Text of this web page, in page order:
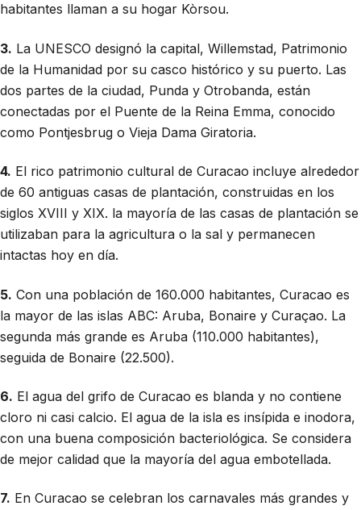
habitantes llaman a su hogar Kòrsou.
3. La UNESCO designó la capital, Willemstad, Patrimonio
de la Humanidad por su casco histórico y su puerto. Las
dos partes de la ciudad, Punda y Otrobanda, están
conectadas por el Puente de la Reina Emma, conocido
como Pontjesbrug o Vieja Dama Giratoria.
4. El rico patrimonio cultural de Curacao incluye alrededor
de 60 antiguas casas de plantación, construidas en los
siglos XVIII y XIX. la mayoría de las casas de plantación se
utilizaban para la agricultura o la sal y permanecen
intactas hoy en día.
5. Con una población de 160.000 habitantes, Curacao es
la mayor de las islas ABC: Aruba, Bonaire y Curaçao. La
segunda más grande es Aruba (110.000 habitantes),
seguida de Bonaire (22.500).
6. El agua del grifo de Curacao es blanda y no contiene
cloro ni casi calcio. El agua de la isla es insípida e inodora,
con una buena composición bacteriológica. Se considera
de mejor calidad que la mayoría del agua embotellada.
7. En Curacao se celebran los carnavales más grandes y